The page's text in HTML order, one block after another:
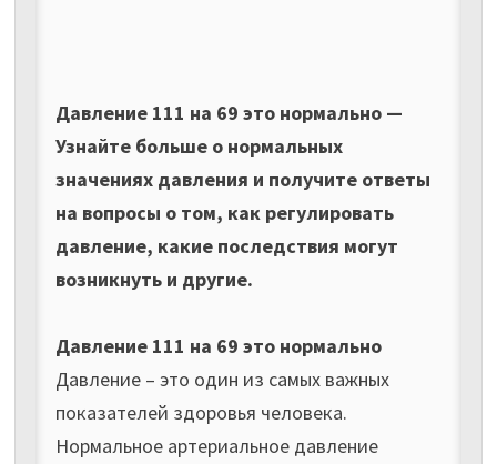
Давление 111 на 69 это нормально —
Узнайте больше о нормальных
значениях давления и получите ответы
на вопросы о том, как регулировать
давление, какие последствия могут
возникнуть и другие.
Давление 111 на 69 это нормально
Давление – это один из самых важных
показателей здоровья человека.
Нормальное артериальное давление